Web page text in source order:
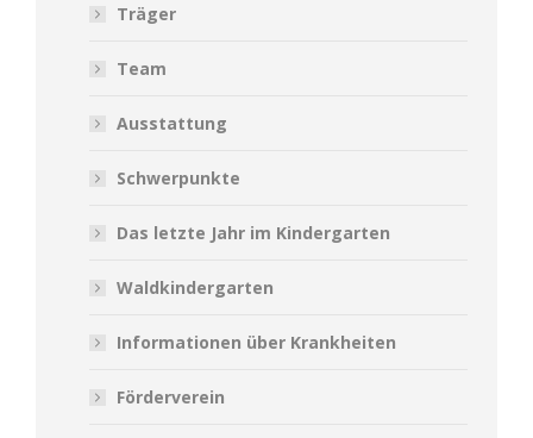
Träger
Team
Ausstattung
Schwerpunkte
Das letzte Jahr im Kindergarten
Waldkindergarten
Informationen über Krankheiten
Förderverein